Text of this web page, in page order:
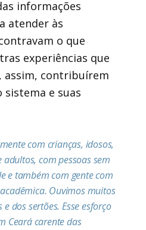
informações
atender às
o que
experiências que
assim, contribuírem
sistema e suas
com crianças, idosos,
adultos, com pessoas sem
e também com gente com
Ouvimos muitos
dos sertões. Esse esforço
Ceará carente das